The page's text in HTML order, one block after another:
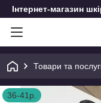
Інтернет-магазин
Товари та
36-41р.